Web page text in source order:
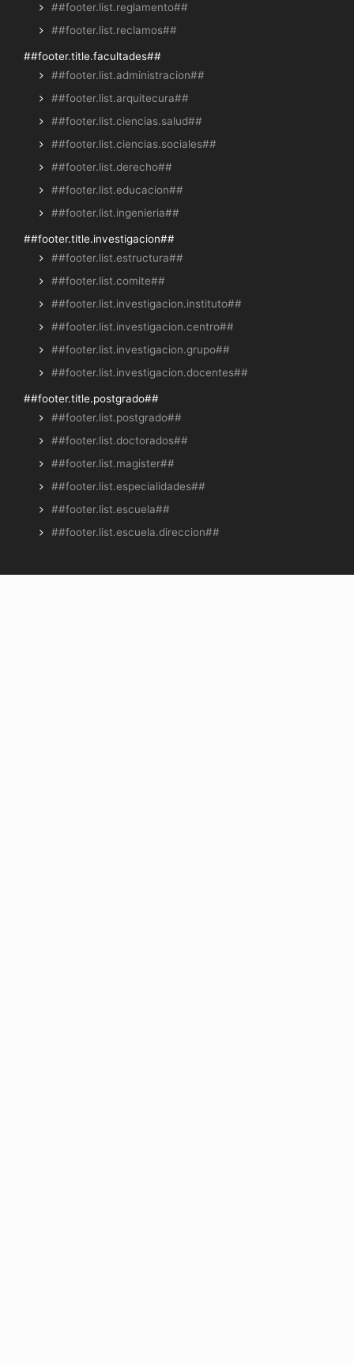
##footer.list.reglamento##
##footer.list.reclamos##
##footer.title.facultades##
##footer.list.administracion##
##footer.list.arquitecura##
##footer.list.ciencias.salud##
##footer.list.ciencias.sociales##
##footer.list.derecho##
##footer.list.educacion##
##footer.list.ingenieria##
##footer.title.investigacion##
##footer.list.estructura##
##footer.list.comite##
##footer.list.investigacion.instituto##
##footer.list.investigacion.centro##
##footer.list.investigacion.grupo##
##footer.list.investigacion.docentes##
##footer.title.postgrado##
##footer.list.postgrado##
##footer.list.doctorados##
##footer.list.magister##
##footer.list.especialidades##
##footer.list.escuela##
##footer.list.escuela.direccion##